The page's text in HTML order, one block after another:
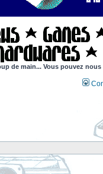
de main... Vous pouvez